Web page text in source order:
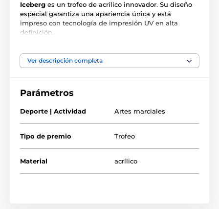
Iceberg es un trofeo de acrílico innovador. Su diseño
especial garantiza una apariencia única y está
impreso con tecnología de impresión UV en alta
definición.
El producto aparece en las categorías
Ver descripción completa
Parámetros
Deporte | Actividad Artes marciales
Tipo de premio Trofeo
Material acrílico